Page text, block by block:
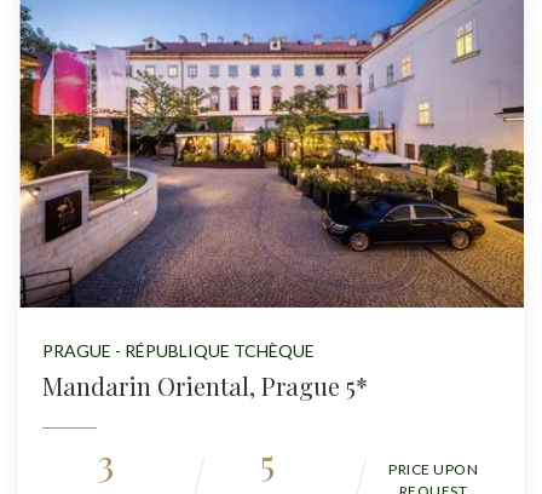
PRAGUE - RÉPUBLIQUE TCHÈQUE
Mandarin Oriental, Prague 5*
3 5
PRICE UPON